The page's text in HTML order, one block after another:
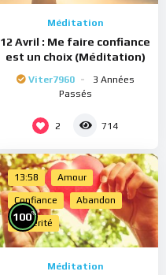
Méditation
12 Avril : Me faire confiance
est un choix (Méditation)
Viter7960
3 Années
Passés
2 714
13:58 Amour
Confiance Abandon
Sincérité
100%
Méditation